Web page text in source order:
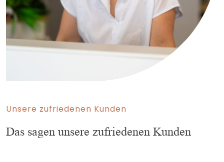
Unsere zufriedenen Kunden
Das sagen unsere zufriedenen Kunden